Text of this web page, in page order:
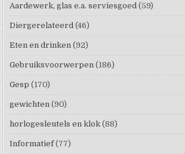
Aardewerk, glas e.a. serviesgoed (59)
Diergerelateerd (46)
Eten en drinken (92)
Gebruiksvoorwerpen (186)
Gesp (170)
gewichten (90)
horlogesleutels en klok (88)
Informatief (77)